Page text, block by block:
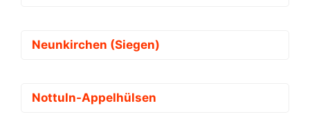
Neunkirchen (Siegen)
Nottuln-Appelhülsen